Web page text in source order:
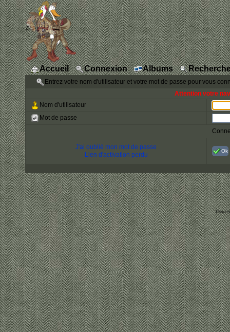
Accueil Connexion Albums
Entrez votre nom d'utilisateur et votre mot de passe pour vous
Attention votre
Nom d'utilisateur
Mot de passe
J'ai oublié mon mot de passe
Lien d'activation perdu
Ok